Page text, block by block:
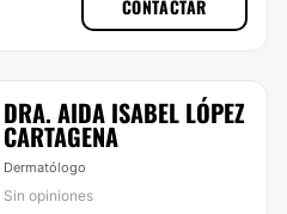
CONTACTAR
DRA. AIDA ISABEL LÓPEZ
CARTAGENA
Dermatólogo
Sin opiniones